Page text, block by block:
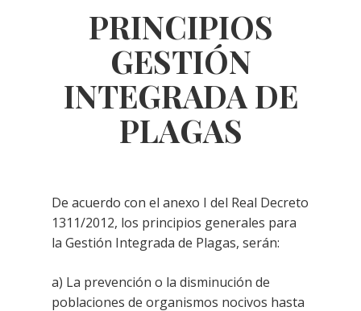
PRINCIPIOS
GESTIÓN
INTEGRADA DE
PLAGAS
De acuerdo con el anexo I del Real Decreto
1311/2012, los principios generales para
la Gestión Integrada de Plagas, serán:
a) La prevención o la disminución de
poblaciones de organismos nocivos hasta